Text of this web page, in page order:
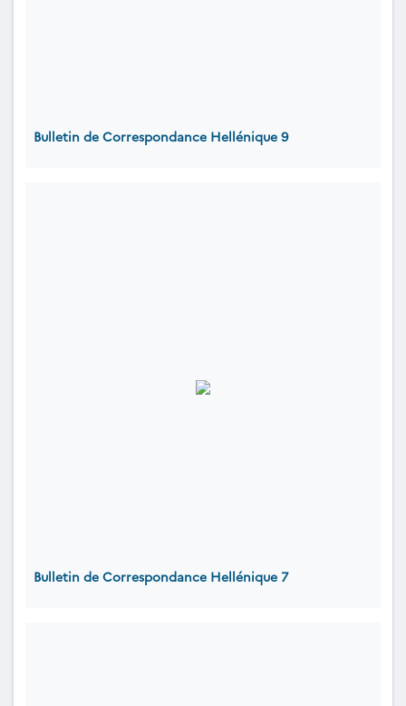
Bulletin de Correspondance Hellénique 9
Bulletin de Correspondance Hellénique 7